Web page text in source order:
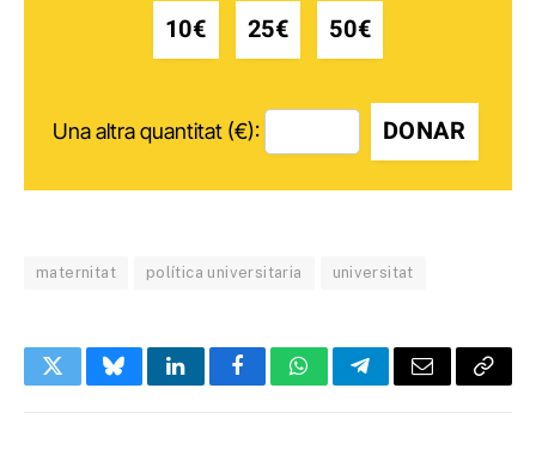
10€ 25€ 50€
Una altra quantitat (€): DONAR
maternitat política universitaria universitat
TwitterBlueskyLinkedInFacebookWhatsAppTelegramEmail Copy